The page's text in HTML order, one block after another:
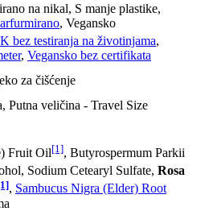
na nikal, S manje plastike,
, Vegansko
bez testiranja na životinjama,
, Vegansko bez certifikata
za čišćenje
Putna veličina - Travel Size
Fruit Oil[1], Butyrospermum Parkii
Sodium Cetearyl Sulfate, Rosa
, Sambucus Nigra (Elder) Root